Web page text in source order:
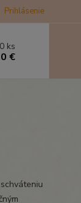
Prihlásenie
0 ks
0 €